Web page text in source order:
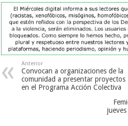
Anterior
Convocan a organizaciones de la
comunidad a presentar proyectos
en el Programa Acción Colectiva